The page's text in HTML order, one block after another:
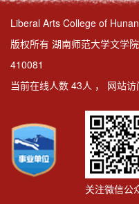
关注微信公
Liberal Arts College of
版权所有 湖南师范大学文学
410081
当前在线人数 43人 ， 网站